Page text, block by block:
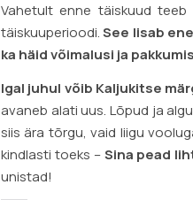
Vahetult enne täiskuud teeb
täiskuuperioodi.See lisab
ka häid võimalusi ja
Igal juhul võib Kaljukitse
avaneb alati uus. Lõpud ja
siis ära tõrgu, vaid liigu
kindlasti toeks –Sina pead
unistad!